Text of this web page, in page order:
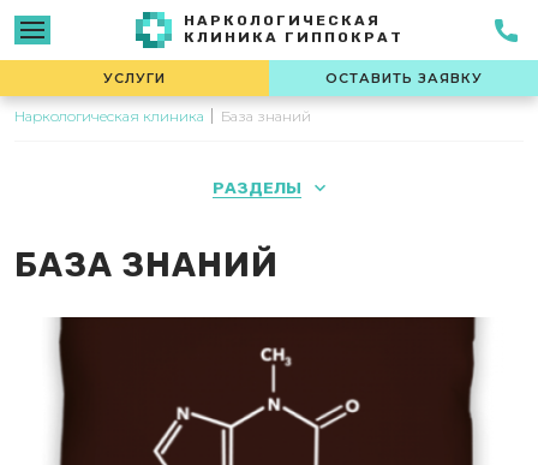
НАРКОЛОГИЧЕСКАЯ
КЛИНИКА ГИППОКРАТ
УСЛУГИ ОСТАВИТЬ ЗАЯВКУ
Наркологическая клиника База знаний
БАЗА ЗНАНИЙ
РАЗДЕЛЫ